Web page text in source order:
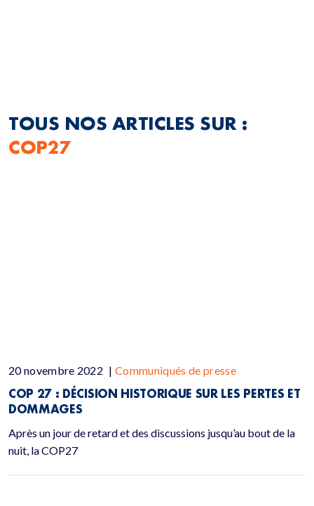
TOUS NOS ARTICLES SUR :
COP27
20 novembre 2022 | Communiqués de presse
COP 27 : DÉCISION HISTORIQUE SUR LES PERTES ET
DOMMAGES
Après un jour de retard et des discussions jusqu’au bout de la
nuit, la COP27